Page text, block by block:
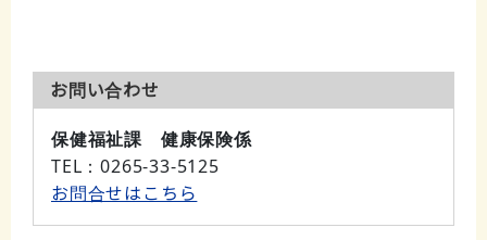
お問い合わせ
保健福祉課 健康保険係
TEL ：0265-33-5125
お問合せはこちら